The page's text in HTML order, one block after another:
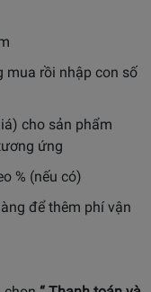
mua rồi nhập con số
cho sản phẩm
ứng
% (nếu có)
để thêm phí vận